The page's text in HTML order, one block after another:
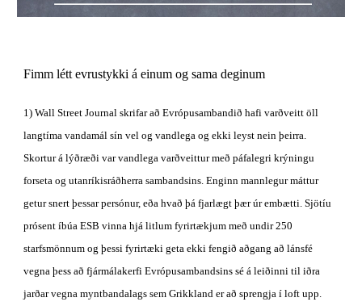
Fimm létt evrustykki á einum og sama deginum
1) Wall Street Journal skrifar að Evrópusambandið hafi varðveitt öll
langtíma vandamál sín vel og vandlega og ekki leyst nein þeirra.
Skortur á lýðræði var vandlega varðveittur með páfalegri krýningu
forseta og utanríkisráðherra sambandsins. Enginn mannlegur máttur
getur snert þessar persónur, eða hvað þá fjarlægt þær úr embætti. Sjötíu
prósent íbúa ESB vinna hjá litlum fyrirtækjum með undir 250
starfsmönnum og þessi fyrirtæki geta ekki fengið aðgang að lánsfé
vegna þess að fjármálakerfi Evrópusambandsins sé á leiðinni til iðra
jarðar vegna myntbandalags sem Grikkland er að sprengja í loft upp.